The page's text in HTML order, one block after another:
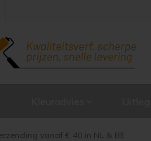
vanaf € 40 in NL & BE